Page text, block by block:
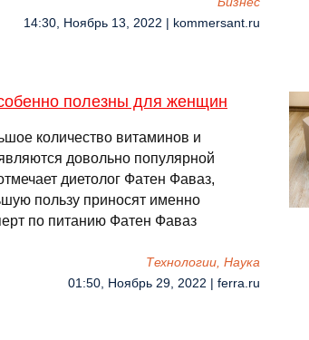
14:30, Ноябрь 13, 2022 | kommersant.ru
полезны для женщин
количество витаминов и
довольно популярной
диетолог Фатен Фаваз,
пользу приносят именно
по питанию Фатен Фаваз
Технологии, Наука
01:50, Ноябрь 29, 2022 | ferra.ru